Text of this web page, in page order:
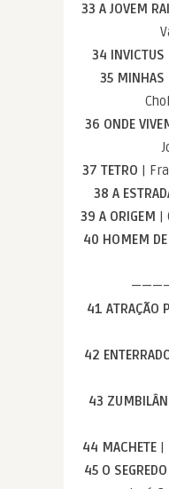
33 A JOVEM
34 INVICTUS
35 MINHAS
36 ONDE
37 TETRO |
38 A
39 A ORIGEM |
40 HOMEM DE
41 ATRAÇÃO
42
43
44 MACHETE|
45 O